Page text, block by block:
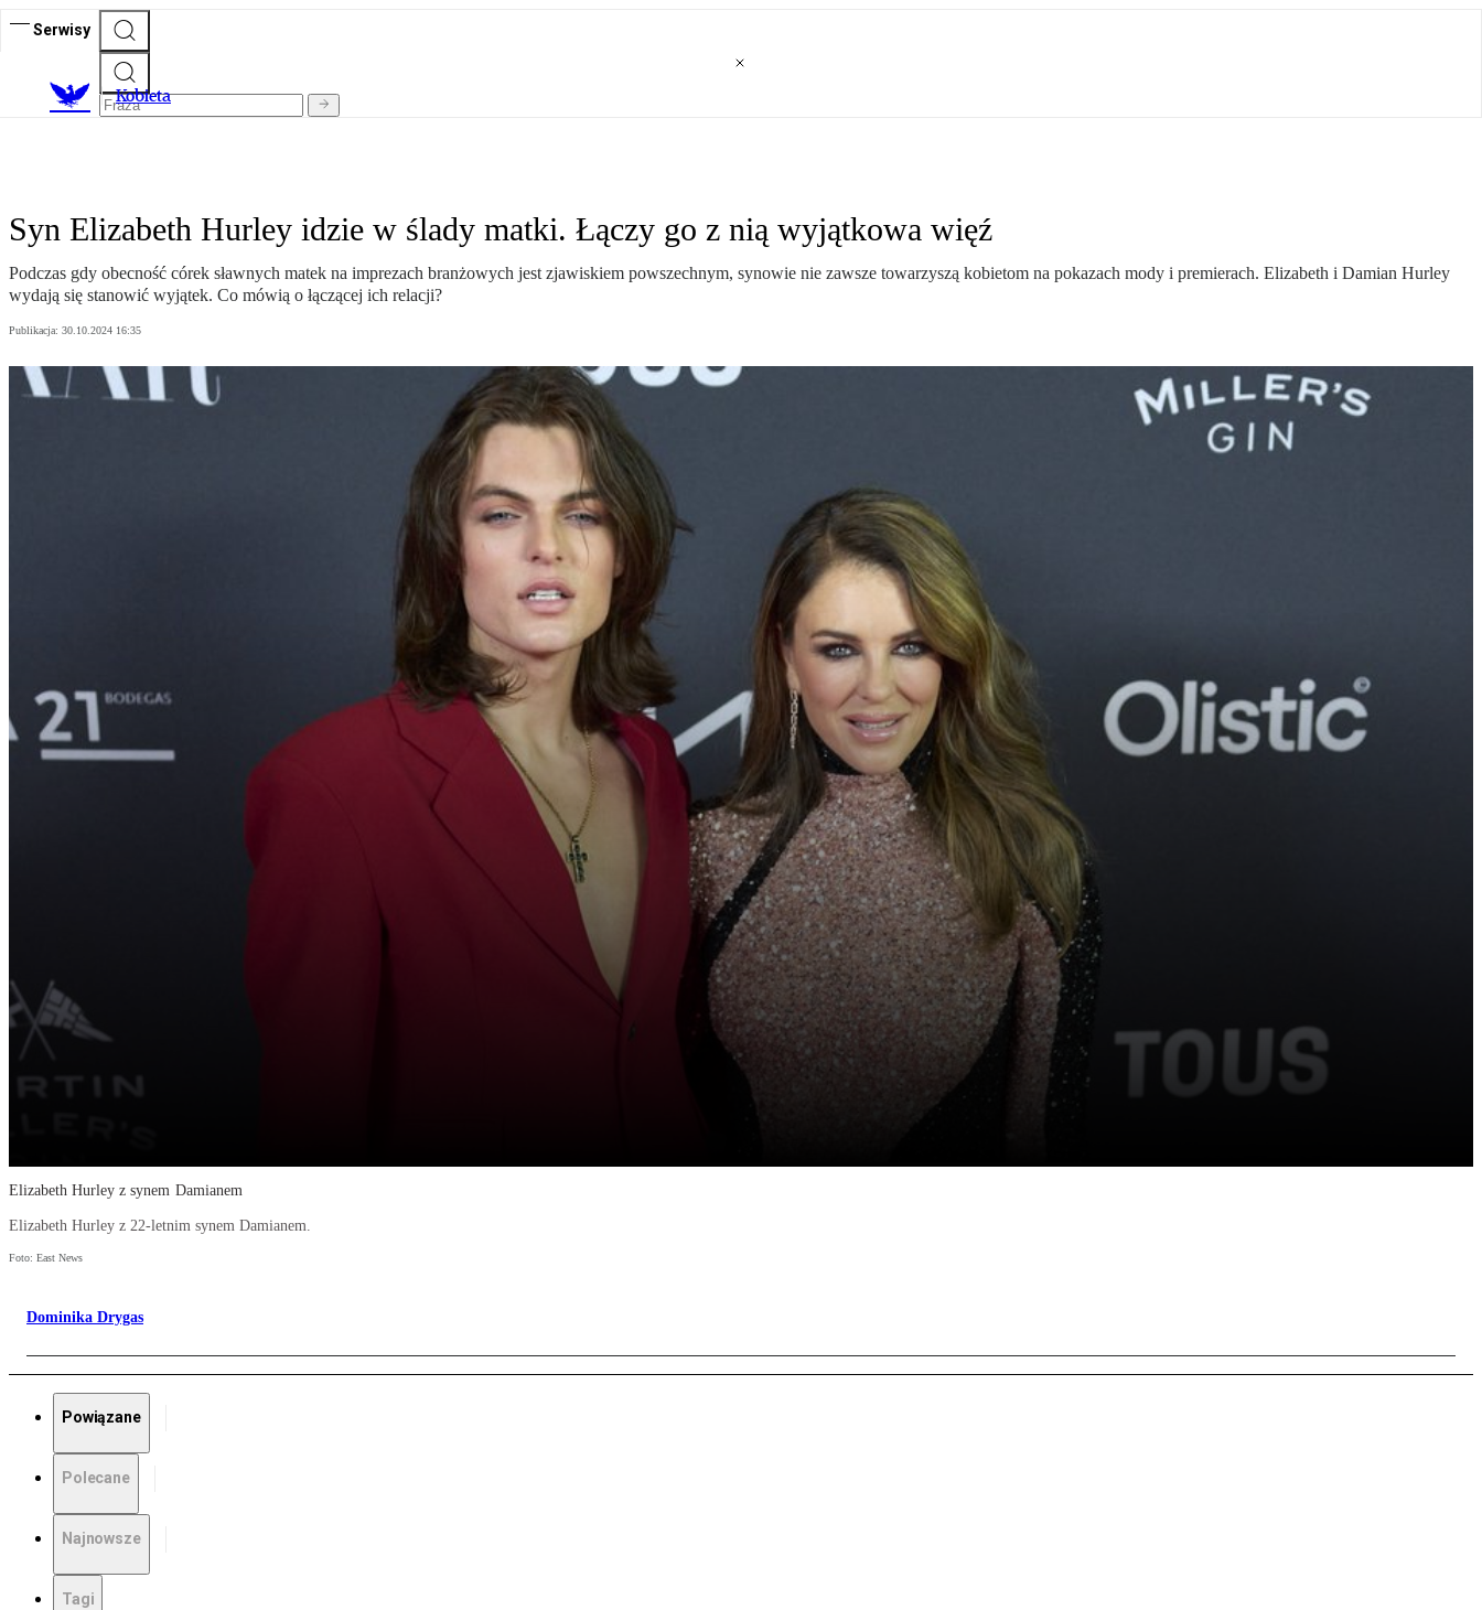
Serwisy
Kobieta
Syn Elizabeth Hurley idzie w ślady matki. Łączy go z nią wyjątkowa więź
Podczas gdy obecność córek sławnych matek na imprezach branżowych jest zjawiskiem powszechnym, synowie nie zawsze towarzyszą kobietom na pokazach mody i premierach. Elizabeth i Damian Hurley
wydają się stanowić wyjątek. Co mówią o łączącej ich relacji?
Publikacja: 30.10.2024 16:35
Elizabeth Hurley z synem Damianem
Elizabeth Hurley z 22-letnim synem Damianem.
Foto: East News
Dominika Drygas
Powiązane
Polecane
Najnowsze
Tagi